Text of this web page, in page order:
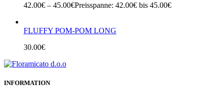
42.00€ – 45.00€Preisspanne: 42.00€ bis 45.00€
FLUFFY POM-POM LONG
30.00€
INFORMATION